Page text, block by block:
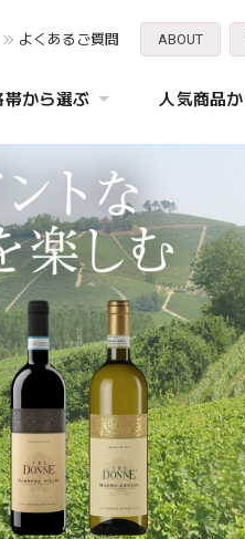
よくあるご質問 ABOUT
帯から選ぶ 人気商品